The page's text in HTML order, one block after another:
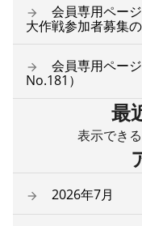
会員専用ペー
大作戦参加者募集の
会員専用ペー
No.181）
最
表示でき
2026年7月